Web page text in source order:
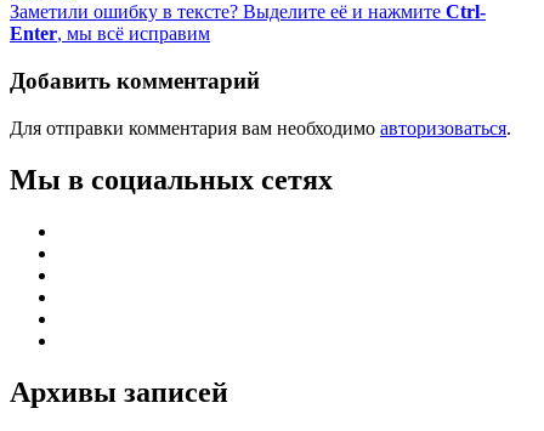
Заметили ошибку в тексте? Выделите её и нажмите Ctrl-
Enter, мы всё исправим
Добавить комментарий
Для отправки комментария вам необходимо авторизоваться.
Мы в социальных сетях
Архивы записей